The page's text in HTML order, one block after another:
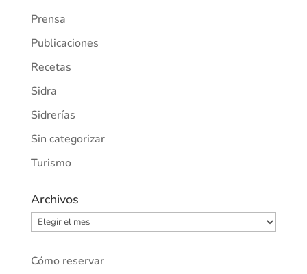
Prensa
Publicaciones
Recetas
Sidra
Sidrerías
Sin categorizar
Turismo
Archivos
Archivos
Cómo reservar